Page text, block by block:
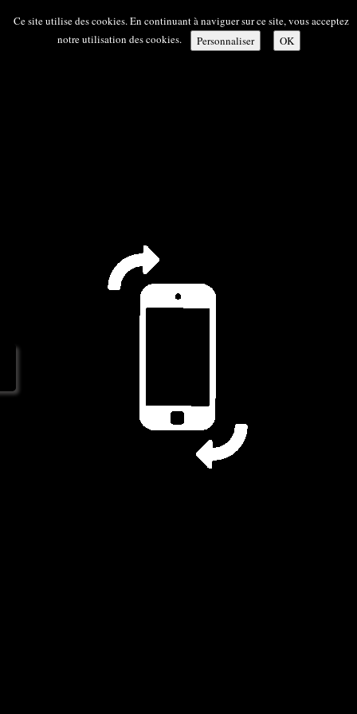
Ce site utilise des cookies. En continuant à naviguer sur ce site, vous acceptez
notre utilisation des cookies.
Personnaliser OK